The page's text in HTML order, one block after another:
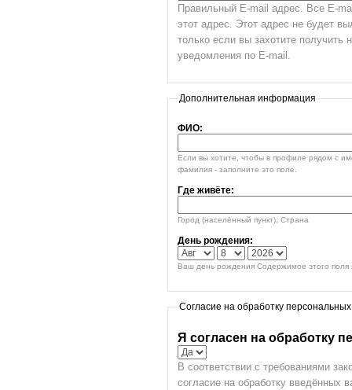
Правильный E-mail адрес. Все E-
этот адрес. Этот адрес не будет
только если вы захотите получить
уведомления по E-mail.
Дополнительная информация
ФИО:
Если вы хотите, чтобы в профиле рядом с
фамилия - заполните это поле.
Где живёте:
Город (населённый пункт), Страна
День рождения:
Ваш день рождения Содержимое этого поля
Согласие на обработку
Я согласен на обработку
В соответствии с требованиями
согласие на обработку